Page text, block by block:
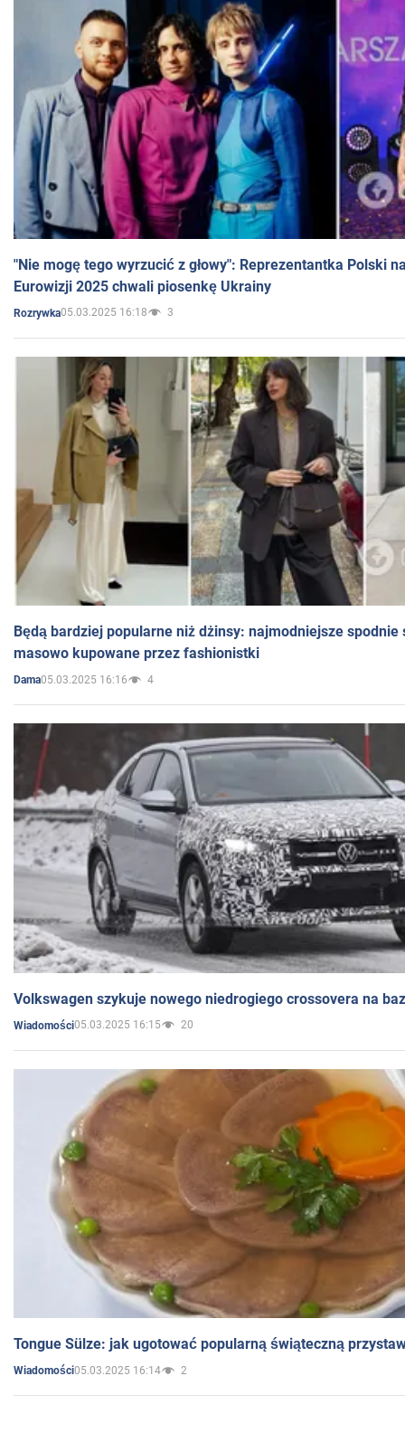
"Nie mogę tego wyrzucić z głowy": Reprezentantka Polski
Eurowizji 2025 chwali piosenkę Ukrainy
Rozrywka05.03.2025 16:18 3
Będą bardziej popularne niż dżinsy: najmodniejsze spodnie
masowo kupowane przez fashionistki
Dama05.03.2025 16:16 4
Volkswagen szykuje nowego niedrogiego crossovera na
Wiadomości05.03.2025 16:15 20
Tongue Sülze: jak ugotować popularną świąteczną
Wiadomości05.03.2025 16:14 2